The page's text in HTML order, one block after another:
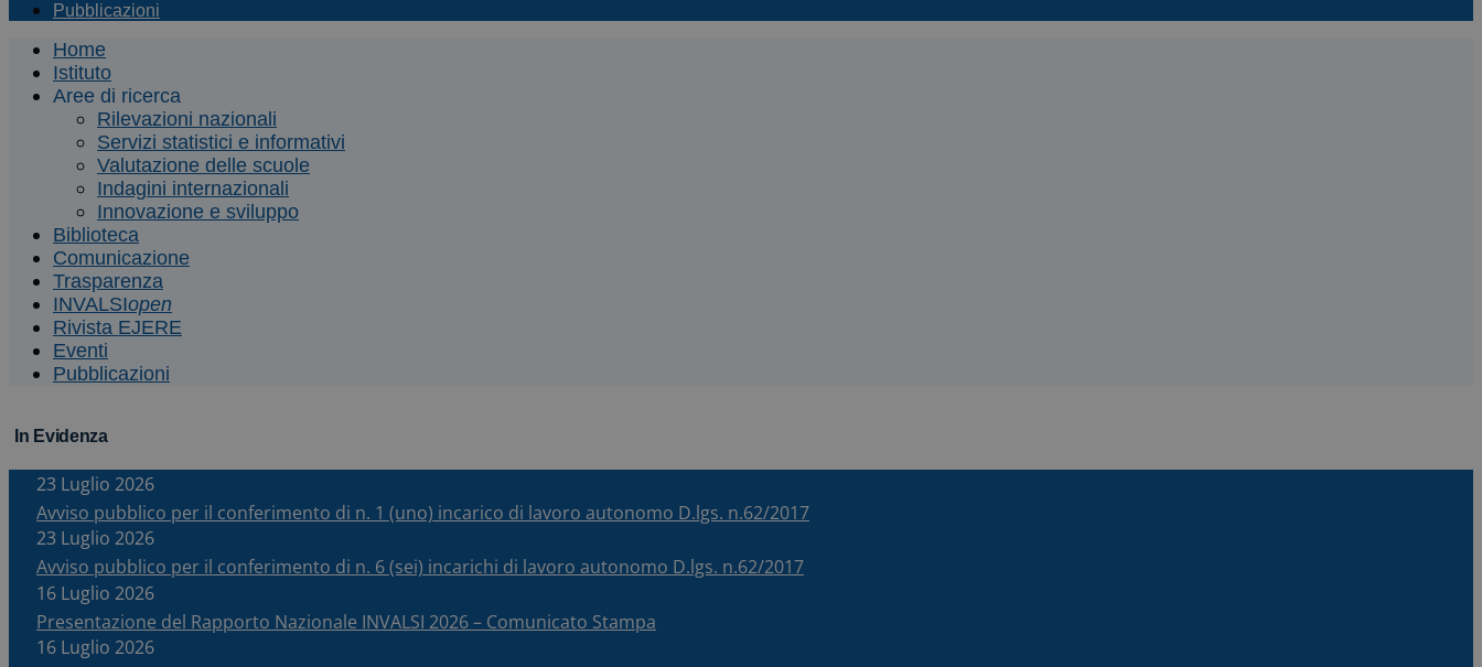
Pubblicazioni
Home
Istituto
Aree di ricerca
Rilevazioni nazionali
Servizi statistici e informativi
Valutazione delle scuole
Indagini internazionali
Innovazione e sviluppo
Biblioteca
Comunicazione
Trasparenza
INVALSIopen
Rivista EJERE
Eventi
Pubblicazioni
In Evidenza
23 Luglio 2026
Avviso pubblico per il conferimento di n. 1 (uno) incarico di lavoro autonomo D.lgs. n.62/2017
23 Luglio 2026
Avviso pubblico per il conferimento di n. 6 (sei) incarichi di lavoro autonomo D.lgs. n.62/2017
16 Luglio 2026
Presentazione del Rapporto Nazionale INVALSI 2026 – Comunicato Stampa
16 Luglio 2026